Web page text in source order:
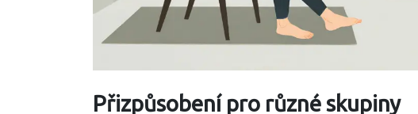
Přizpůsobení pro různé skupiny